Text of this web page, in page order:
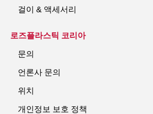
걸이 & 액세서리
로즈플라스틱 코리아
문의
언론사 문의
위치
개인정보 보호 정책